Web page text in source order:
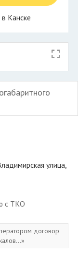
Канске
улица,
с ТКО
договор